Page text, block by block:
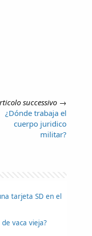
successivo →
¿Dónde trabaja el
cuerpo juridico
militar?
tarjeta SD en el
vaca vieja?